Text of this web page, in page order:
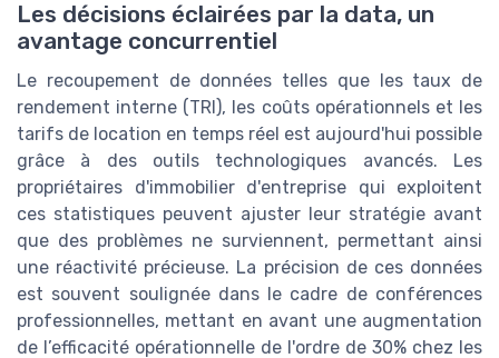
Les décisions éclairées par la data, un
avantage concurrentiel
Le recoupement de données telles que les taux de
rendement interne (TRI), les coûts opérationnels et les
tarifs de location en temps réel est aujourd'hui possible
grâce à des outils technologiques avancés. Les
propriétaires d'immobilier d'entreprise qui exploitent
ces statistiques peuvent ajuster leur stratégie avant
que des problèmes ne surviennent, permettant ainsi
une réactivité précieuse. La précision de ces données
est souvent soulignée dans le cadre de conférences
professionnelles, mettant en avant une augmentation
de l’efficacité opérationnelle de l'ordre de 30% chez les